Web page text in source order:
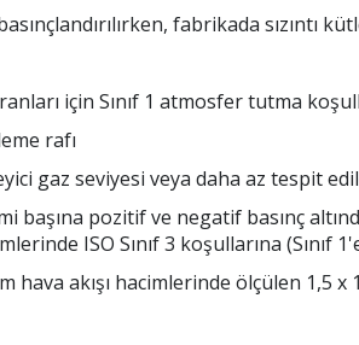
fabrikada sızıntı
için Sınıf 1 atmosfer tutma
rafı
gaz seviyesi veya daha az tespit
pozitif ve negatif basınç
ISO Sınıf 3 koşullarına (Sınıf
hava akışı hacimlerinde ölçülen 1,5 x